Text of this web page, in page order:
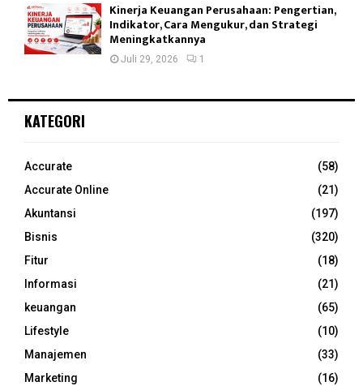
Kinerja Keuangan Perusahaan: Pengertian,
Indikator, Cara Mengukur, dan Strategi
Meningkatkannya
Juli 29, 2026 1
KATEGORI
Accurate
(58)
Accurate Online
(21)
Akuntansi
(197)
Bisnis
(320)
Fitur
(18)
Informasi
(21)
keuangan
(65)
Lifestyle
(10)
Manajemen
(33)
Marketing
(16)